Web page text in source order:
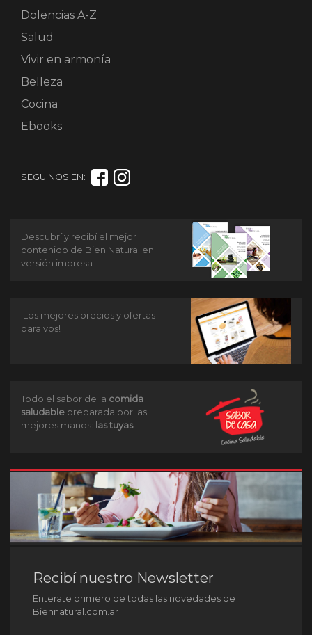
Dolencias A-Z
Salud
Vivir en armonía
Belleza
Cocina
Ebooks
SEGUINOS EN:
Descubrí y recibí el mejor
contenido de Bien Natural en
versión impresa
¡Los mejores precios y ofertas
para vos!
Todo el sabor de la comida
saludable preparada por las
mejores manos: las tuyas.
Recibí nuestro Newsletter
Enterate primero de todas las novedades de
Biennatural.com.ar